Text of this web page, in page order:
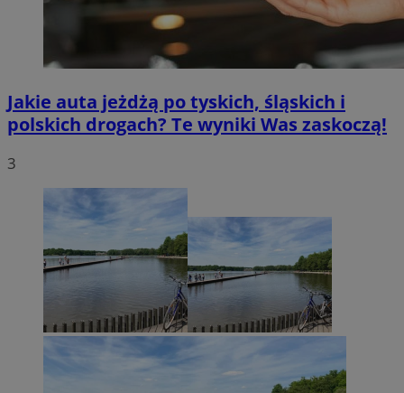
Jakie auta jeżdżą po tyskich, śląskich i
polskich drogach? Te wyniki Was zaskoczą!
3